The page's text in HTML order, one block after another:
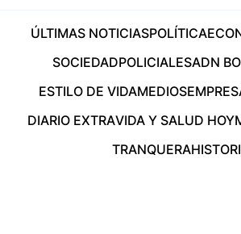
ÚLTIMAS NOTICIASPOLÍTICA
SOCIEDADPOLICIALESADN
ESTILO DE VIDAMEDIOS
DIARIO EXTRAVIDA Y SALUD HOY
TRANQUERA